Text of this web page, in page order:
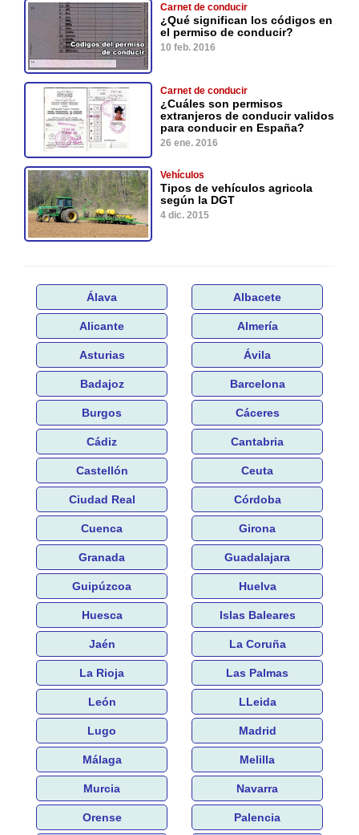
Carnet de conducir
¿Qué significan los códigos en
el permiso de conducir?
10 feb. 2016
Carnet de conducir
¿Cuáles son permisos
extranjeros de conducir validos
para conducir en España?
26 ene. 2016
Vehículos
Tipos de vehículos agricola
según la DGT
4 dic. 2015
Álava Albacete
Alicante Almería
Asturias Ávila
Badajoz Barcelona
Burgos Cáceres
Cádiz Cantabria
Castellón Ceuta
Ciudad Real Córdoba
Cuenca Girona
Granada Guadalajara
Guipúzcoa Huelva
Huesca Islas Baleares
Jaén La Coruña
La Rioja Las Palmas
León LLeida
Lugo Madrid
Málaga Melilla
Murcia Navarra
Orense Palencia